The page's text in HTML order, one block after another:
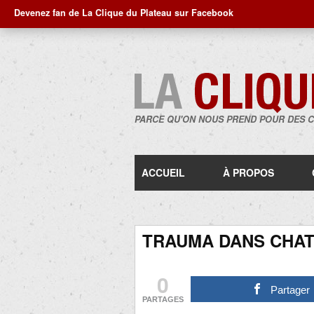
Devenez fan de La Clique du Plateau sur Facebook
PARCE QU'ON NOUS PREND POUR DES
ACCUEIL À PROPOS
TRAUMA DANS
0
PARTAGES
Partager